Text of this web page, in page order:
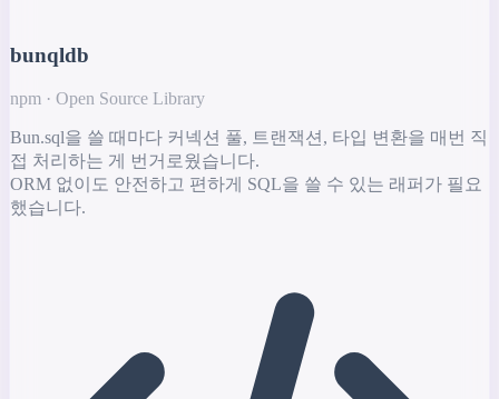
bunqldb
npm · Open Source Library
Bun.sql을 쓸 때마다 커넥션 풀, 트랜잭션, 타입 변환을 매번 직
접 처리하는 게 번거로웠습니다.
ORM 없이도 안전하고 편하게 SQL을 쓸 수 있는 래퍼가 필요
했습니다.